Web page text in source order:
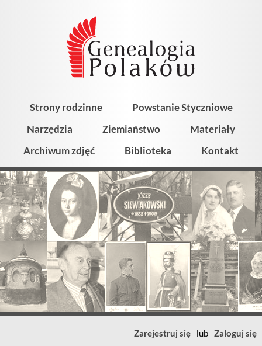
Strony rodzinne
Powstanie Styczniowe
Narzędzia
Ziemiaństwo
Materiały
Archiwum zdjęć
Biblioteka Kontakt
Zarejestruj się lub Zaloguj się